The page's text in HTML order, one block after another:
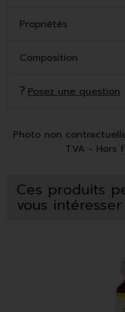
Propriétés
Composition
Posez une question
Photo non
TVA - Hors
Ces produits
vous intéresser